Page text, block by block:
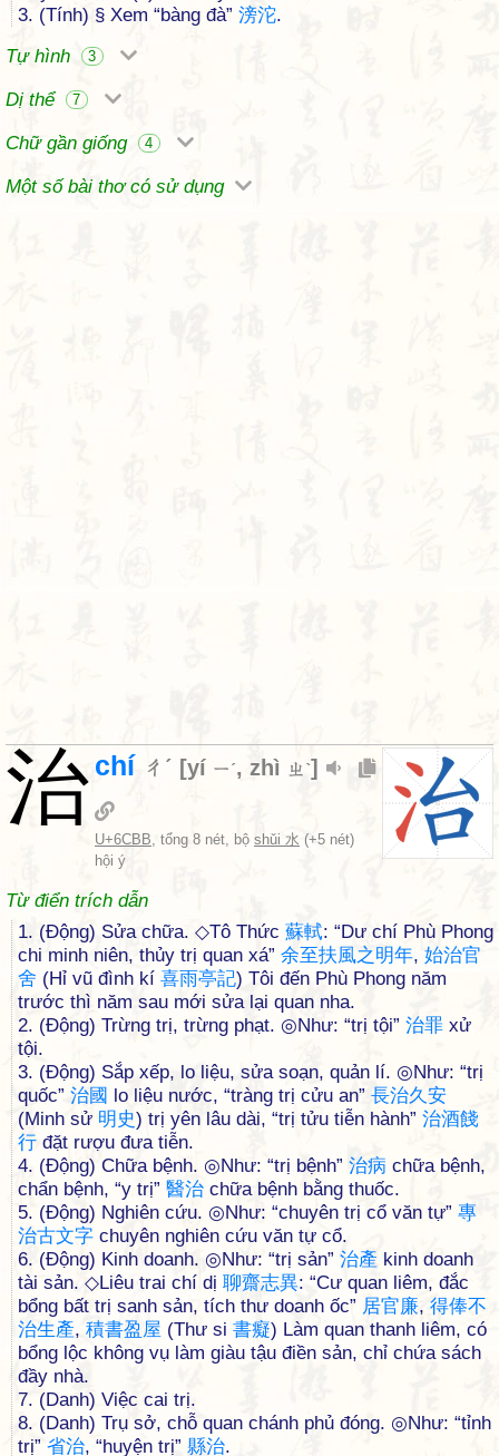
3. (Tính) § Xem “bàng đà” 滂沱.
Tự hình
3
Dị thể 7
Chữ gần giống 4
Một số bài thơ có sử dụng
治 chí ㄔˊ [yí ㄧˊ, zhì ㄓˋ]
U+6CBB, tổng 8 nét, bộ shǔi 水 (+5 nét)
hội ý
Từ điển trích dẫn
1. (Động) Sửa chữa. ◇Tô Thức 蘇軾: “Dư chí Phù Phong
chi minh niên, thủy trị quan xá” 余至扶風之明年, 始治官
舍 (Hỉ vũ đình kí 喜雨亭記) Tôi đến Phù Phong năm
trước thì năm sau mới sửa lại quan nha.
2. (Động) Trừng trị, trừng phạt. ◎Như: “trị tội” 治罪 xử
tội.
3. (Động) Sắp xếp, lo liệu, sửa soạn, quản lí. ◎Như: “trị
quốc” 治國 lo liệu nước, “tràng trị cửu an” 長治久安
(Minh sử 明 史) trị yên lâu dài, “trị tửu tiễn hành” 治酒餞
行 đặt rượu đưa tiễn.
4. (Động) Chữa bệnh. ◎Như: “trị bệnh” 治病 chữa bệnh,
chẩn bệnh, “y trị” 醫治 chữa bệnh bằng thuốc.
5. (Động) Nghiên cứu. ◎Như: “chuyên trị cổ văn tự” 專
治古文字 chuyên nghiên cứu văn tự cổ.
6. (Động) Kinh doanh. ◎Như: “trị sản” 治產 kinh doanh
tài sản. ◇Liêu trai chí dị 聊齋志異: “Cư quan liêm, đắc
bổng bất trị sanh sản, tích thư doanh ốc” 居官廉, 得俸不
治生產, 積書盈屋 (Thư si 書癡) Làm quan thanh liêm, có
bổng lộc không vụ làm giàu tậu điền sản, chỉ chứa sách
đầy nhà.
7. (Danh) Việc cai trị.
8. (Danh) Trụ sở, chỗ quan chánh phủ đóng. ◎Như: “tỉnh
trị” 省治, “huyện trị” 縣治.